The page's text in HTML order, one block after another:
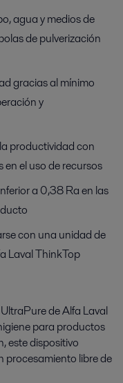
agua y medios de
de pulverización
gracias al mínimo
y
productividad con
el uso de recursos
a 0,38 Ra en las
con una unidad de
Laval ThinkTop
de Alfa Laval
para productos
este dispositivo
procesamiento libre de